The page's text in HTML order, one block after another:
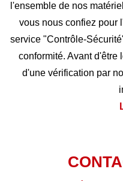
l'ensemble de nos
vous nous confiez pour
service "Contrôle-
conformité. Avant d'être
d'une vérification par